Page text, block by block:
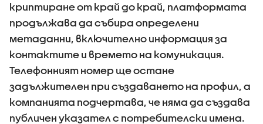
криптиране от край до край, платформата
продължава да събира определени
метаданни, включително информация за
контактите и времето на комуникация.
Телефонният номер ще остане
задължителен при създаването на профил, а
компанията подчертава, че няма да създава
публичен указател с потребителски имена.